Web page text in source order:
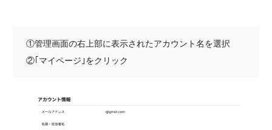
①管理画面の右上部に表示されたアカウント名を選択
②｢マイページ｣をクリック